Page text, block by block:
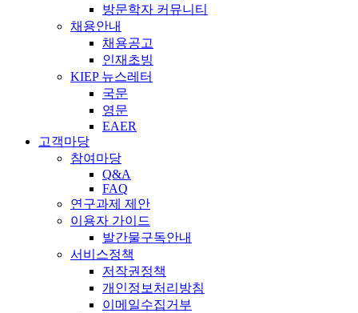
방문학자 커뮤니티
채용안내
채용공고
인재초빙
KIEP 뉴스레터
국문
영문
EAER
고객마당
참여마당
Q&A
FAQ
연구과제 제안
이용자 가이드
발간물구독안내
서비스정책
저작권정책
개인정보처리방침
이메일수집거부